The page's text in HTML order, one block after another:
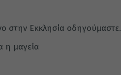
στην Εκκλησία οδηγούμαστε.